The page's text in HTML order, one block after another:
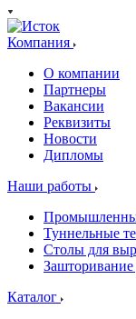
Компания
О компании
Партнеры
Вакансии
Реквизиты
Новости
Дипломы
Наши работы
Туннельные
Столы для
Зашторивание
Каталог